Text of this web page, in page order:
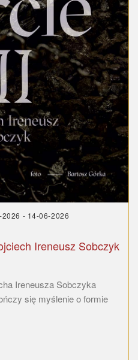
- 14-06-2026
Ireneusz Sobczyk
Ireneusza Sobczyka
się myślenie o formie